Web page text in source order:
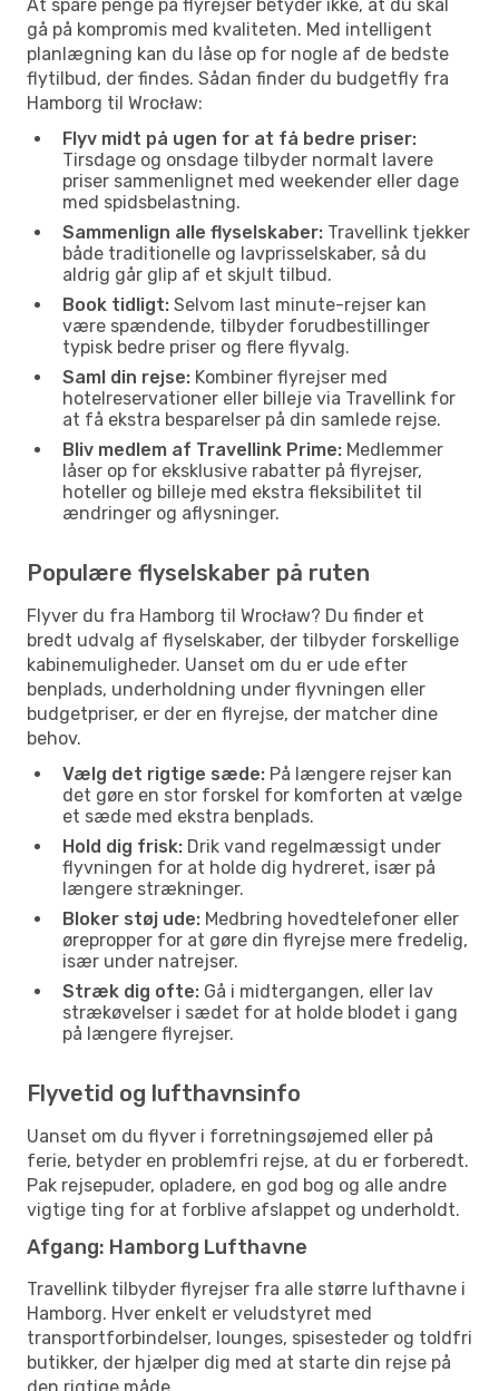
At spare penge på flyrejser betyder ikke, at du skal
gå på kompromis med kvaliteten. Med intelligent
planlægning kan du låse op for nogle af de bedste
flytilbud, der findes. Sådan finder du budgetfly fra
Hamborg til Wrocław:
Flyv midt på ugen for at få bedre priser:
Tirsdage og onsdage tilbyder normalt lavere
priser sammenlignet med weekender eller dage
med spidsbelastning.
Sammenlign alle flyselskaber: Travellink tjekker
både traditionelle og lavprisselskaber, så du
aldrig går glip af et skjult tilbud.
Book tidligt: Selvom last minute-rejser kan
være spændende, tilbyder forudbestillinger
typisk bedre priser og flere flyvalg.
Saml din rejse: Kombiner flyrejser med
hotelreservationer eller billeje via Travellink for
at få ekstra besparelser på din samlede rejse.
Bliv medlem af Travellink Prime: Medlemmer
låser op for eksklusive rabatter på flyrejser,
hoteller og billeje med ekstra fleksibilitet til
ændringer og aflysninger.
Populære flyselskaber på ruten
Flyver du fra Hamborg til Wrocław? Du finder et
bredt udvalg af flyselskaber, der tilbyder forskellige
kabinemuligheder. Uanset om du er ude efter
benplads, underholdning under flyvningen eller
budgetpriser, er der en flyrejse, der matcher dine
behov.
Vælg det rigtige sæde: På længere rejser kan
det gøre en stor forskel for komforten at vælge
et sæde med ekstra benplads.
Hold dig frisk: Drik vand regelmæssigt under
flyvningen for at holde dig hydreret, især på
længere strækninger.
Bloker støj ude: Medbring hovedtelefoner eller
ørepropper for at gøre din flyrejse mere fredelig,
især under natrejser.
Stræk dig ofte: Gå i midtergangen, eller lav
strækøvelser i sædet for at holde blodet i gang
på længere flyrejser.
Flyvetid og lufthavnsinfo
Uanset om du flyver i forretningsøjemed eller på
ferie, betyder en problemfri rejse, at du er forberedt.
Pak rejsepuder, opladere, en god bog og alle andre
vigtige ting for at forblive afslappet og underholdt.
Afgang: Hamborg Lufthavne
Travellink tilbyder flyrejser fra alle større lufthavne i
Hamborg. Hver enkelt er veludstyret med
transportforbindelser, lounges, spisesteder og toldfri
butikker, der hjælper dig med at starte din rejse på